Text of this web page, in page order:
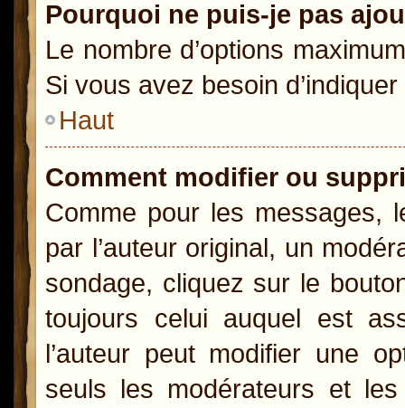
Pourquoi ne puis-je pas
Le nombre d’options
Si vous avez besoin
Haut
Comment modifier ou
Comme pour les messages,
par l’auteur original, un
sondage, cliquez sur le
toujours celui auquel est
l’auteur peut modifier une
seuls les modérateurs et